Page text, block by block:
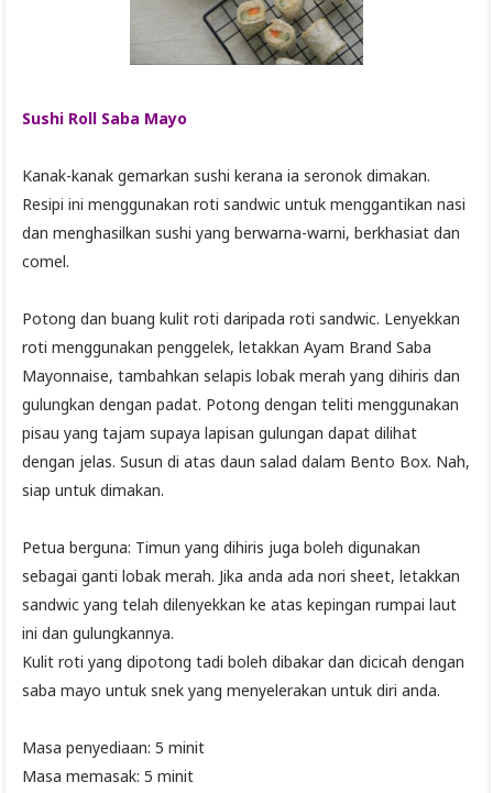
Sushi Roll Saba Mayo
Kanak-kanak gemarkan sushi kerana ia seronok dimakan.
Resipi ini menggunakan roti sandwic untuk menggantikan nasi
dan menghasilkan sushi yang berwarna-warni, berkhasiat dan
comel.
Potong dan buang kulit roti daripada roti sandwic. Lenyekkan
roti menggunakan penggelek, letakkan Ayam Brand Saba
Mayonnaise, tambahkan selapis lobak merah yang dihiris dan
gulungkan dengan padat. Potong dengan teliti menggunakan
pisau yang tajam supaya lapisan gulungan dapat dilihat
dengan jelas. Susun di atas daun salad dalam Bento Box. Nah,
siap untuk dimakan.
Petua berguna: Timun yang dihiris juga boleh digunakan
sebagai ganti lobak merah. Jika anda ada nori sheet, letakkan
sandwic yang telah dilenyekkan ke atas kepingan rumpai laut
ini dan gulungkannya.
Kulit roti yang dipotong tadi boleh dibakar dan dicicah dengan
saba mayo untuk snek yang menyelerakan untuk diri anda.
Masa penyediaan: 5 minit
Masa memasak: 5 minit